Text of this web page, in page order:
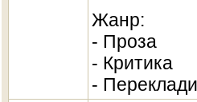
Жанр:
- Проза
- Критика
- Переклади